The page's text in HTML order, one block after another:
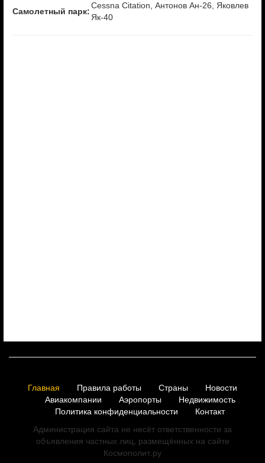
Самолетный парк:
Cessna Citation, Антонов Ан-26, Яковлев
Як-40
Главная Правила работы Страны
Новости
Авиакомпании
Аэропорты
Недвижимость
Политика конфиденциальности
Контакт
Администрация сайта не несёт ответственности за
объявления частных лиц, размещённых на сайте
Космополит.ру